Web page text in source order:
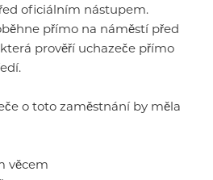
oficiálním nástupem.
přímo na náměstí před
prověří uchazeče přímo
o toto zaměstnání by měla
věcem